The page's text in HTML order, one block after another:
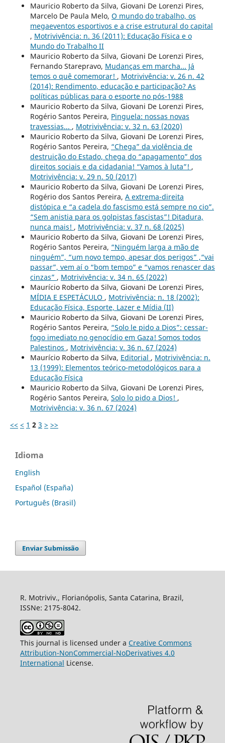
Mauricio Roberto da Silva, Giovani De Lorenzi Pires,
Marcelo De Paula Melo, O mundo do trabalho, os
megaeventos esportivos e a crise estrutural do capital
, Motrivivência: n. 36 (2011): Educação Física e o
Mundo do Trabalho II
Mauricio Roberto da Silva, Giovani De Lorenzi Pires,
Fernando Starepravo, Mudanças em marcha... Já
temos o quê comemorar! , Motrivivência: v. 26 n. 42
(2014): Rendimento, educação e participação? As
políticas públicas para o esporte no pós-1988
Mauricio Roberto da Silva, Giovani De Lorenzi Pires,
Rogério Santos Pereira, Pinguela: nossas novas
travessias... , Motrivivência: v. 32 n. 63 (2020)
Mauricio Roberto da Silva, Giovani De Lorenzi Pires,
Rogério Santos Pereira, “Chega” da violência de
destruição do Estado, chega do “apagamento” dos
direitos sociais e da cidadania! “Vamos à luta”! ,
Motrivivência: v. 29 n. 50 (2017)
Mauricio Roberto da Silva, Giovani De Lorenzi Pires,
Rogério dos Santos Pereira, A extrema-direita
distópica e “a cadela do fascismo está sempre no cio”.
“Sem anistia para os golpistas fascistas”! Ditadura,
nunca mais! , Motrivivência: v. 37 n. 68 (2025)
Mauricio Roberto da Silva, Giovani De Lorenzi Pires,
Rogério Santos Pereira, “Ninguém larga a mão de
ninguém”, “um novo tempo, apesar dos perigos” ,“vai
passar”, vem aí o “bom tempo” e “vamos renascer das
cinzas” , Motrivivência: v. 34 n. 65 (2022)
Maurício Roberto da Silva, Giovani De Lorenzi Pires,
MÍDIA E ESPETÁCULO , Motrivivência: n. 18 (2002):
Educação Física, Esporte, Lazer e Mídia (II)
Mauricio Roberto da Silva, Giovani De Lorenzi Pires,
Rogério Santos Pereira, “Solo le pido a Dios”: cessar-
fogo imediato no genocídio em Gaza! Somos todos
Palestinos , Motrivivência: v. 36 n. 67 (2024)
Maurício Roberto da Silva, Editorial , Motrivivência: n.
13 (1999): Elementos teórico-metodológicos para a
Educação Física
Mauricio Roberto da Silva, Giovani De Lorenzi Pires,
Rogério Santos Pereira, Solo lo pido a Dios! ,
Motrivivência: v. 36 n. 67 (2024)
<< < 1 2 3 > >>
Idioma
English
Español (España)
Português (Brasil)
Enviar Submissão
R. Motriviv., Florianópolis, Santa Catarina, Brazil,
ISSNe: 2175-8042.
This journal is licensed under a Creative Commons
Attribution-NonCommercial-NoDerivatives 4.0
International License.